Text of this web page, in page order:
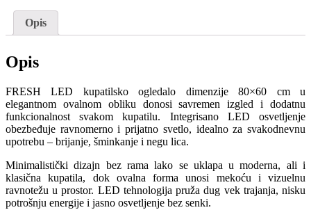
Opis
Opis
FRESH LED kupatilsko ogledalo dimenzije 80×60 cm u
elegantnom ovalnom obliku donosi savremen izgled i dodatnu
funkcionalnost svakom kupatilu. Integrisano LED osvetljenje
obezbeđuje ravnomerno i prijatno svetlo, idealno za svakodnevnu
upotrebu – brijanje, šminkanje i negu lica.
Minimalistički dizajn bez rama lako se uklapa u moderna, ali i
klasična kupatila, dok ovalna forma unosi mekoću i vizuelnu
ravnotežu u prostor. LED tehnologija pruža dug vek trajanja, nisku
potrošnju energije i jasno osvetljenje bez senki.